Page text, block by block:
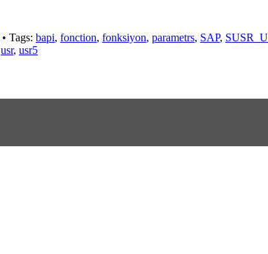
• Tags: bapi, fonction, fonksiyon, parametrs, SAP,
usr, usr5